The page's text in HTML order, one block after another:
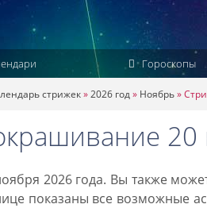
Гороскопы
стрижек»2026 год» Ноябрь»
20
2026 года. Вы также
показаны все возможные